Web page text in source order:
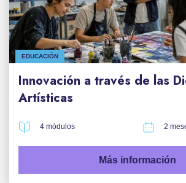
EDUCACIÓN
Innovación a través de las
Artísticas
4 módulos 2
Más información